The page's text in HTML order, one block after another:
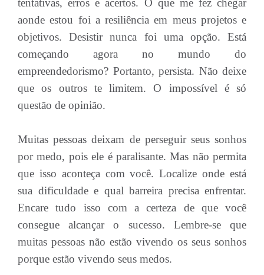
tentativas, erros e acertos. O que me fez chegar
aonde estou foi a resiliência em meus projetos e
objetivos. Desistir nunca foi uma opção. Está
começando agora no mundo do
empreendedorismo? Portanto, persista. Não deixe
que os outros te limitem. O impossível é só
questão de opinião.
Muitas pessoas deixam de perseguir seus sonhos
por medo, pois ele é paralisante. Mas não permita
que isso aconteça com você. Localize onde está
sua dificuldade e qual barreira precisa enfrentar.
Encare tudo isso com a certeza de que você
consegue alcançar o sucesso. Lembre-se que
muitas pessoas não estão vivendo os seus sonhos
porque estão vivendo seus medos.